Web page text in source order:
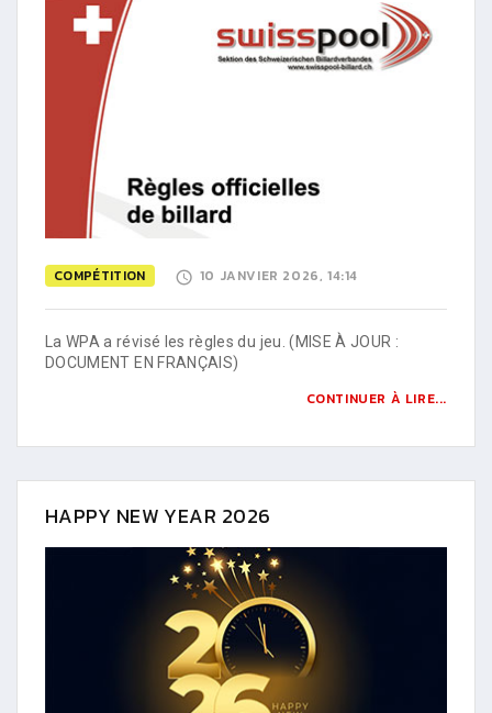
COMPÉTITION 10 JANVIER 2026, 14:14
La WPA a révisé les règles du jeu. (MISE À JOUR :
DOCUMENT EN FRANÇAIS)
CONTINUER À LIRE...
HAPPY NEW YEAR 2026